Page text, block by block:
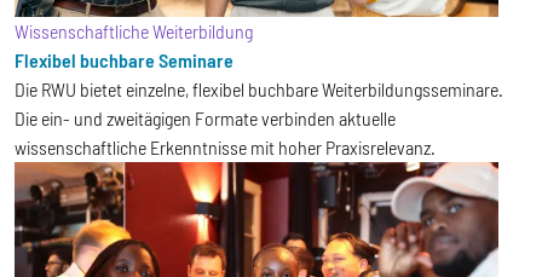
Wissenschaftliche Weiterbildung
Flexibel buchbare Seminare
Die RWU bietet einzelne, flexibel buchbare Weiterbildungsseminare.
Die ein- und zweitägigen Formate verbinden aktuelle
wissenschaftliche Erkenntnisse mit hoher Praxisrelevanz.